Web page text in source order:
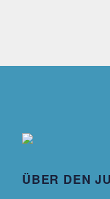
ÜBER DEN